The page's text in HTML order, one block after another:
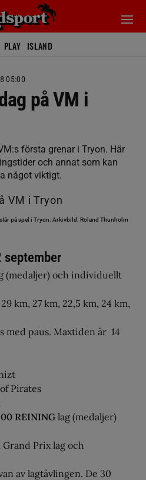
PLAY ISLAND
05:00
på VM i
första grenar i Tryon. Här
och annat som kan
något viktigt.
på spel i Tryon. Arkivbild: Roland Thunholm
september
(medaljer) och individuellt
km, 27 km, 22,5 km, 24 km,
med paus. Maxtiden är 14
Pirates
REINING lag (medaljer)
Grand Prix lag och
av lagtävlingen. De 30